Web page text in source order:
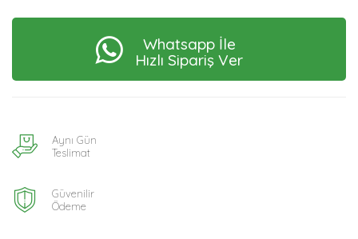
Whatsapp İle
Hızlı Sipariş Ver
Aynı Gün
Teslimat
Güvenilir
Ödeme